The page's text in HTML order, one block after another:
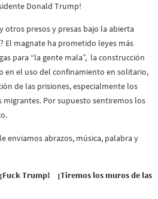
Donald Trump!
otros presos y presas bajo la abierta
El magnate ha prometido leyes más
para “la gente mala”, la construcción
en el uso del confinamiento en solitario,
de las prisiones, especialmente los
Por supuesto sentiremos los
enviamos abrazos, música, palabra y
Trump! ¡Tiremos los muros de las